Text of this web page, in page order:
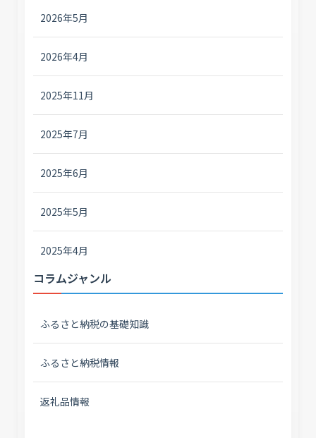
2026年5月
2026年4月
2025年11月
2025年7月
2025年6月
2025年5月
2025年4月
コラムジャンル
ふるさと納税の基礎知識
ふるさと納税情報
返礼品情報